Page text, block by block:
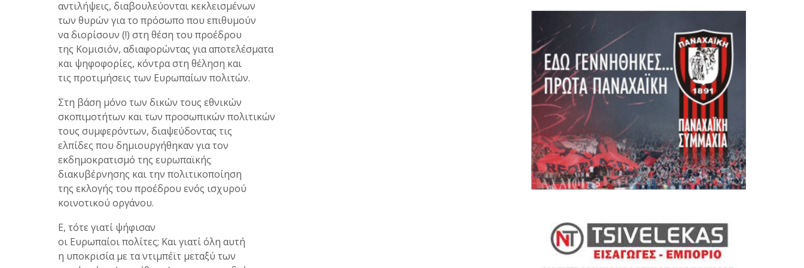
αντιλήψεις, διαβουλεύονται κεκλεισμένων
των θυρών για το πρόσωπο που επιθυμούν
να διορίσουν (!) στη θέση του προέδρου
της Κομισιόν, αδιαφορώντας για αποτελέσματα
και ψηφοφορίες, κόντρα στη θέληση και
τις προτιμήσεις των Ευρωπαίων πολιτών.
Στη βάση μόνο των δικών τους εθνικών
σκοπιμοτήτων και των προσωπικών πολιτικών
τους συμφερόντων, διαψεύδοντας τις
ελπίδες που δημιουργήθηκαν για τον
εκδημοκρατισμό της ευρωπαϊκής
διακυβέρνησης και την πολιτικοποίηση
της εκλογής του προέδρου ενός ισχυρού
κοινοτικού οργάνου.
Ε, τότε γιατί ψήφισαν
οι Ευρωπαίοι πολίτες; Και γιατί όλη αυτή
η υποκρισία με τα ντιμπέϊτ μεταξύ των